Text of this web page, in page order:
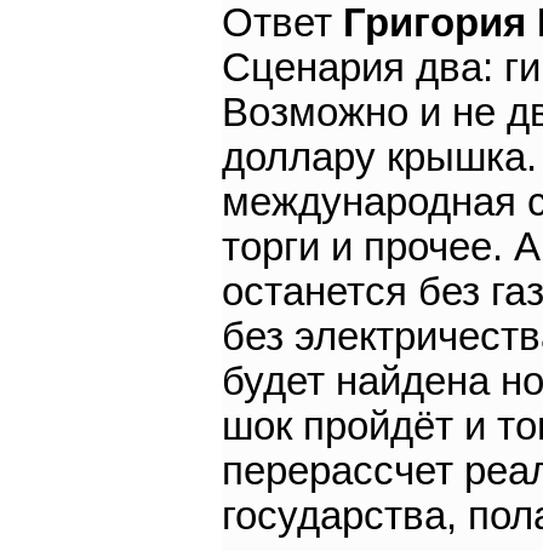
Ответ
Сценария два:
Возможно и не
доллару
международная
торги и прочее.
останется без
без
будет найдена
шок пройдёт и
перерассчет
государства,